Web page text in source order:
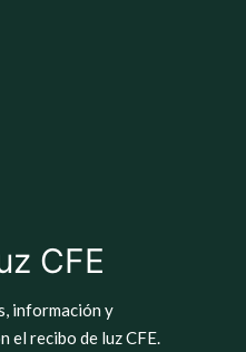
información y
el recibo de luz CFE.